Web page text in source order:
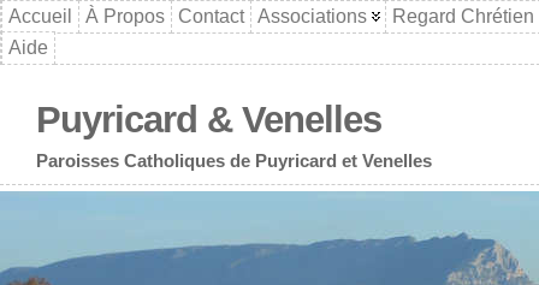
Accueil À Propos Contact Associations
Regard Chrétien
Aide
Puyricard & Venelles
Paroisses Catholiques de Puyricard et Venelles